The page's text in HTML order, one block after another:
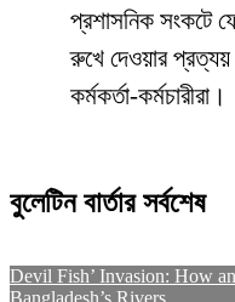
প্রশাসনিক সংকটে
রুখে দেওয়ার প্রত্যয়
কর্মকর্তা-কর্মচারীরা।
বুলেটিন বার্তার সর্বশেষ
Devil Fish’ Invasion: How